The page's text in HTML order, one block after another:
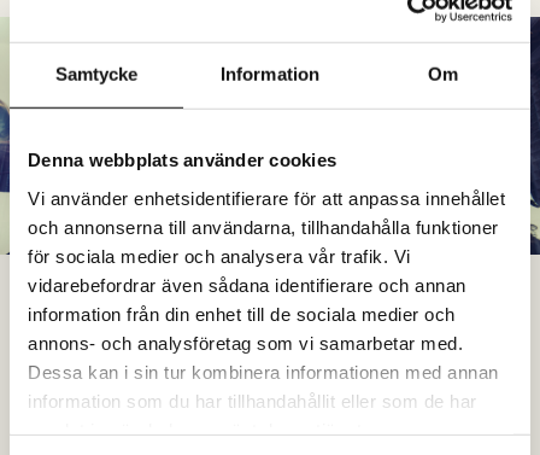
Samtycke Information Om
Denna webbplats använder cookies
Vi använder enhetsidentifierare för att anpassa innehållet
och annonserna till användarna, tillhandahålla funktioner
för sociala medier och analysera vår trafik. Vi
vidarebefordrar även sådana identifierare och annan
information från din enhet till de sociala medier och
annons- och analysföretag som vi samarbetar med.
Dessa kan i sin tur kombinera informationen med annan
information som du har tillhandahållit eller som de har
WORKSHOP
Våra workshops hjälper grupper och ledningsgrupper att gå från
insikt till handling. Tillsammans skapar vi riktning, samsyn och